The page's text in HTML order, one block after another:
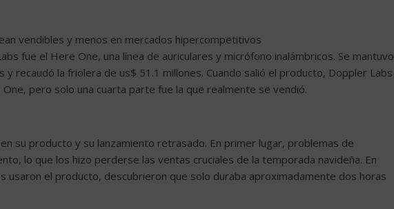
vendibles y menos en mercados hipercompetitivos
fue el Here One, una línea de auriculares y micrófono inalámbricos. Se mantuvo
y recaudó la friolera de us$ 51.1 millones. Cuando salió el producto, Doppler Labs
pero solo una cuarta parte fue la que realmente se vendió.
su producto y su lanzamiento retrasado. En primer lugar, problemas de
lo que los hizo perderse las ventas cruciales de la temporada navideña. En
usaron el producto, descubrieron que solo duraba aproximadamente dos horas